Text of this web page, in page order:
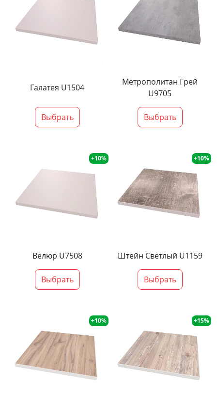
Галатея U1504
Выбрать
Метрополитан Грей
U9705
Выбрать
+10%
Велюр U7508
Выбрать
+10%
Штейн Светлый U1159
Выбрать
+10% +15%